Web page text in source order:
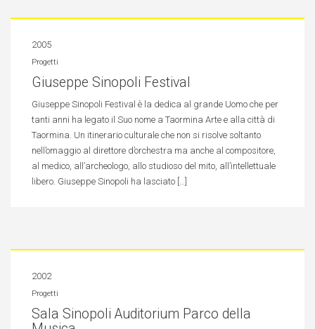
2005
Progetti
Giuseppe Sinopoli Festival
Giuseppe Sinopoli Festival è la dedica al grande Uomo che per
tanti anni ha legato il Suo nome a Taormina Arte e alla città di
Taormina. Un itinerario culturale che non si risolve soltanto
nell’omaggio al direttore d’orchestra ma anche al compositore,
al medico, all’archeologo, allo studioso del mito, all’intellettuale
libero. Giuseppe Sinopoli ha lasciato […]
2002
Progetti
Sala Sinopoli Auditorium Parco della